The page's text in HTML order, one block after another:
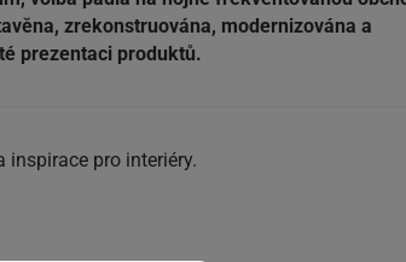
zrekonstruována, modernizována a
prezentaci produktů.
inspirace pro interiéry.